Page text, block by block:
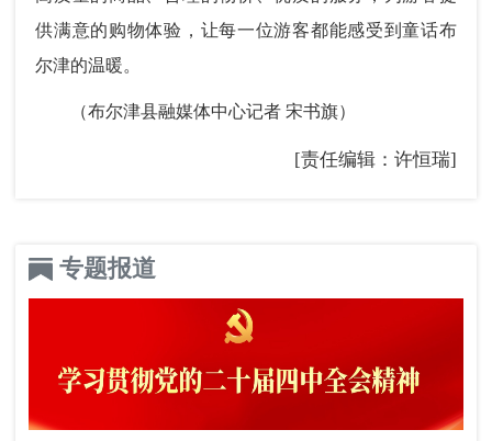
供满意的购物体验，让每一位游客都能感受到童话布
尔津的温暖。
（布尔津县融媒体中心记者 宋书旗）
[责任编辑：许恒瑞]
专题报道